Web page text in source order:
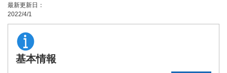
最新更新日：
2022/4/1
基本情報